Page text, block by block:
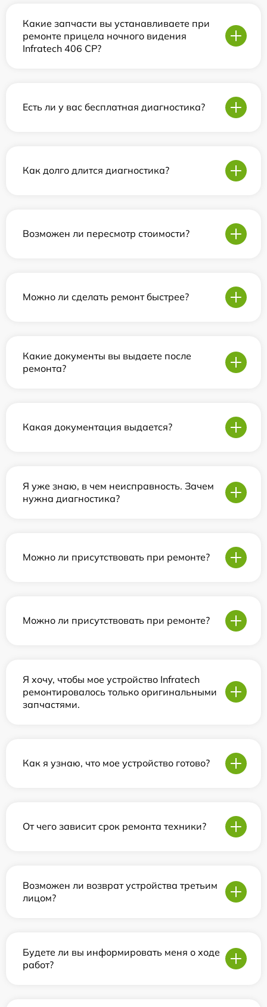
Какие запчасти вы устанавливаете при
ремонте прицела ночного видения
Infratech 406 СР?
Есть ли у вас бесплатная диагностика?
Как долго длится диагностика?
Возможен ли пересмотр стоимости?
Можно ли сделать ремонт быстрее?
Какие документы вы выдаете после
ремонта?
Какая документация выдается?
Я уже знаю, в чем неисправность. Зачем
нужна диагностика?
Можно ли присутствовать при ремонте?
Можно ли присутствовать при ремонте?
Я хочу, чтобы мое устройство Infratech
ремонтировалось только оригинальными
запчастями.
Как я узнаю, что мое устройство готово?
От чего зависит срок ремонта техники?
Возможен ли возврат устройства третьим
лицом?
Будете ли вы информировать меня о ходе
работ?